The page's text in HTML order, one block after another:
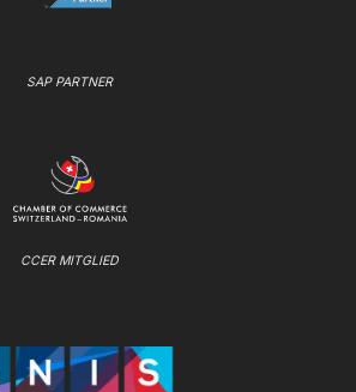
SAP PARTNER
CCER MITGLIED